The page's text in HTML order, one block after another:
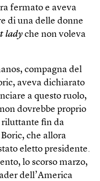
fermato e aveva
di una delle donne
lady che non voleva
compagna del
aveva dichiarato
a questo ruolo,
dovrebbe proprio
riluttante fin da
che allora
eletto presidente.
lo scorso marzo,
dell’America